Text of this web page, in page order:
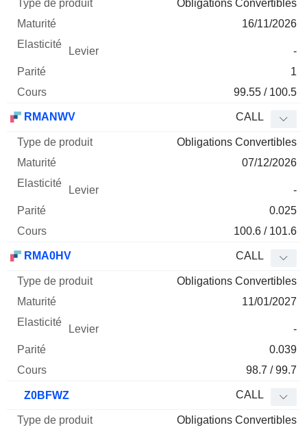
Obligations Convertibles
16/11/2026
-
1
99.55 / 100.5
RMANWV CALL
Obligations Convertibles
07/12/2026
-
0.025
100.6 / 101.6
RMA0HV CALL
Obligations Convertibles
11/01/2027
-
0.039
98.7 / 99.7
Z0BFWZ CALL
Obligations Convertibles